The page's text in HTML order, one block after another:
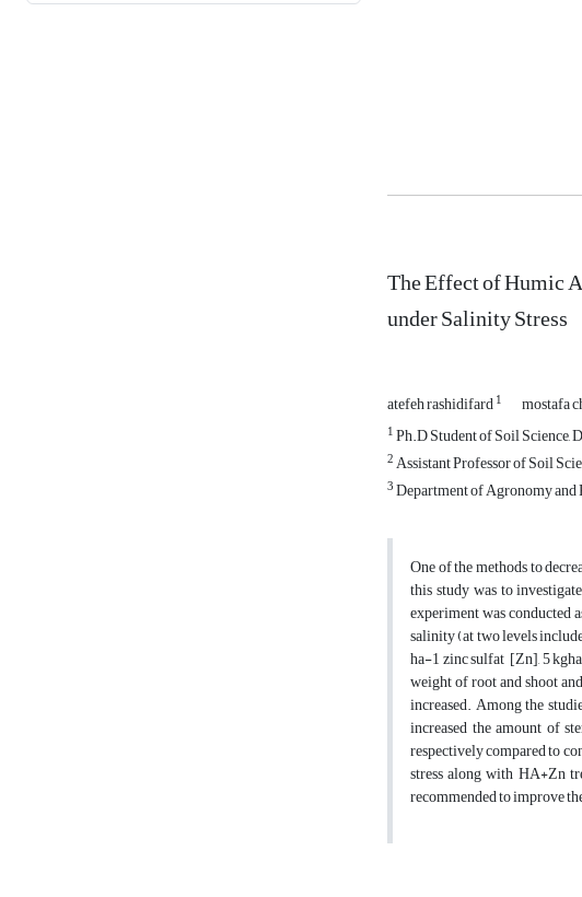
The Effect of Humic
under Salinity Stress
atefeh rashidifard1 mostafa
1Ph.D Student of Soil Science,
2Assistant Professor of Soil
3Department of Agronomy
One of the methods to
this study was to
experiment was conducted
salinity (at two levels
ha-1 zinc sulfat [Zn], 5
weight of root and shoot
increased. Among the
increased the amount of
respectively compared to
stress along with HA+Zn
recommended to improve